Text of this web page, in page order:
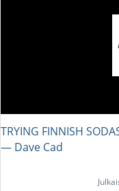
TRYING FINNISH
― Dave Cad